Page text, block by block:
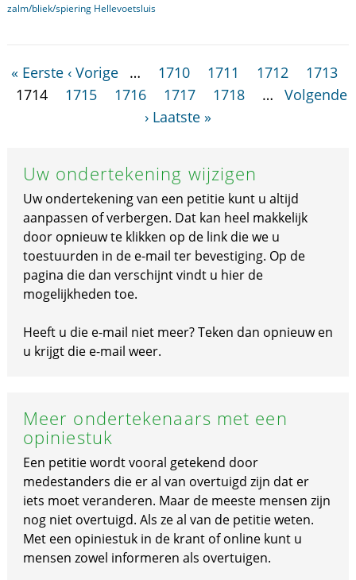
zalm/bliek/spiering Hellevoetsluis
« Eerste ‹ Vorige … 1710 1711 1712
1713
1714
1715 1716 1717 1718 …
Volgende
› Laatste »
Uw ondertekening wijzigen
Uw ondertekening van een petitie kunt u altijd
aanpassen of verbergen. Dat kan heel makkelijk
door opnieuw te klikken op de link die we u
toestuurden in de e-mail ter bevestiging. Op de
pagina die dan verschijnt vindt u hier de
mogelijkheden toe.
Heeft u die e-mail niet meer? Teken dan opnieuw en
u krijgt die e-mail weer.
Meer ondertekenaars met een
opiniestuk
Een petitie wordt vooral getekend door
medestanders die er al van overtuigd zijn dat er
iets moet veranderen. Maar de meeste mensen zijn
nog niet overtuigd. Als ze al van de petitie weten.
Met een opiniestuk in de krant of online kunt u
mensen zowel informeren als overtuigen.